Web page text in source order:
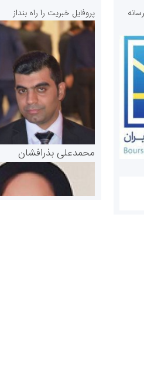
پروفایل خبریت را راه بنداز
محمدعلی بذرافشان